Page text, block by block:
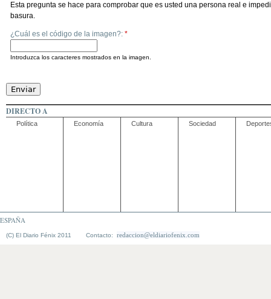
Esta pregunta se hace para comprobar que es usted una persona real e
basura.
¿Cuál es el código de la imagen?: *
Introduzca los caracteres mostrados en la imagen.
DIRECTO A
Política Economía Cultura Sociedad
ESPAÑA
(C) El Diario Fénix 2011 Contacto: redaccion@eldiariofenix.com